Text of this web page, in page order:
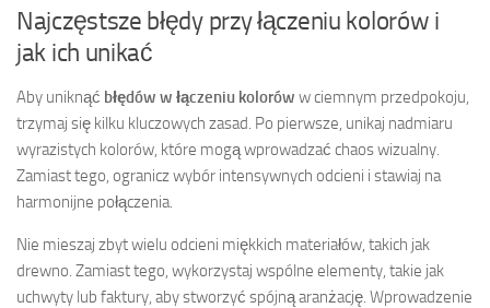
Najczęstsze błędy przy łączeniu kolorów i
jak ich unikać
Aby uniknąć błędów w łączeniu kolorów w ciemnym przedpokoju,
trzymaj się kilku kluczowych zasad. Po pierwsze, unikaj nadmiaru
wyrazistych kolorów, które mogą wprowadzać chaos wizualny.
Zamiast tego, ogranicz wybór intensywnych odcieni i stawiaj na
harmonijne połączenia.
Nie mieszaj zbyt wielu odcieni miękkich materiałów, takich jak
drewno. Zamiast tego, wykorzystaj wspólne elementy, takie jak
uchwyty lub faktury, aby stworzyć spójną aranżację. Wprowadzenie